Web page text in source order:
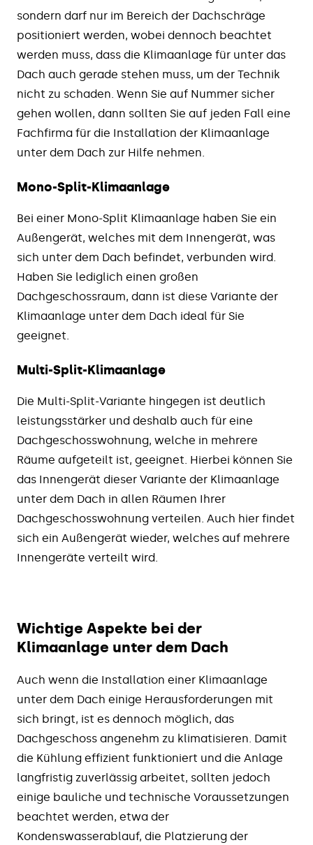
sondern darf nur im Bereich der Dachschräge
positioniert werden, wobei dennoch beachtet
werden muss, dass die Klimaanlage für unter das
Dach auch gerade stehen muss, um der Technik
nicht zu schaden. Wenn Sie auf Nummer sicher
gehen wollen, dann sollten Sie auf jeden Fall eine
Fachfirma für die Installation der Klimaanlage
unter dem Dach zur Hilfe nehmen.
Mono-Split-Klimaanlage
Bei einer Mono-Split Klimaanlage haben Sie ein
Außengerät, welches mit dem Innengerät, was
sich unter dem Dach befindet, verbunden wird.
Haben Sie lediglich einen großen
Dachgeschossraum, dann ist diese Variante der
Klimaanlage unter dem Dach ideal für Sie
geeignet.
Multi-Split-Klimaanlage
Die Multi-Split-Variante hingegen ist deutlich
leistungsstärker und deshalb auch für eine
Dachgeschosswohnung, welche in mehrere
Räume aufgeteilt ist, geeignet. Hierbei können Sie
das Innengerät dieser Variante der Klimaanlage
unter dem Dach in allen Räumen Ihrer
Dachgeschosswohnung verteilen. Auch hier findet
sich ein Außengerät wieder, welches auf mehrere
Innengeräte verteilt wird.
Wichtige Aspekte bei der
Klimaanlage unter dem Dach
Auch wenn die Installation einer Klimaanlage
unter dem Dach einige Herausforderungen mit
sich bringt, ist es dennoch möglich, das
Dachgeschoss angenehm zu klimatisieren. Damit
die Kühlung effizient funktioniert und die Anlage
langfristig zuverlässig arbeitet, sollten jedoch
einige bauliche und technische Voraussetzungen
beachtet werden, etwa der
Kondenswasserablauf, die Platzierung der